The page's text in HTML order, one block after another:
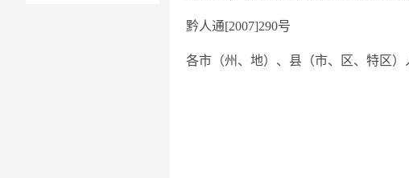
黔人通[2007]290号
各市（州、地）、县（市、区、特区